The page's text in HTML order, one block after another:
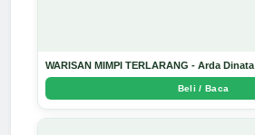
WARISAN MIMPI TERLARANG - Arda Dinata
Beli / Baca